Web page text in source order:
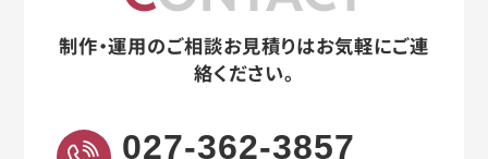
制作・運用のご相談お見積りはお気軽にご連
絡ください。
027-362-3857